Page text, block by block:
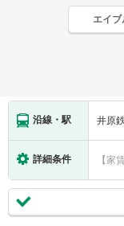
エイ
沿線・駅 井原
詳細条件 【家